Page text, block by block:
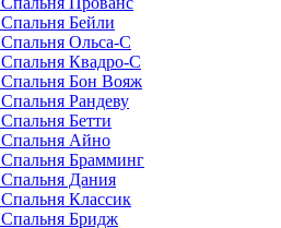
Спальня Бейли
Спальня Ольса-С
Спальня Квадро-С
Спальня Бон Вояж
Спальня Рандеву
Спальня Бетти
Спальня Айно
Спальня Брамминг
Спальня Дания
Спальня Классик
Спальня Бридж